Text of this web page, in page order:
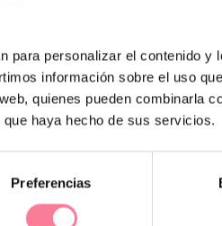
para personalizar el contenido
información sobre el uso
quienes pueden combinarla
haya hecho de sus servicios.
Preferencias
que se venden en
y el precio es de lo
en el mercado,
para
. De ellas se puede decir
de usar y sobre todo